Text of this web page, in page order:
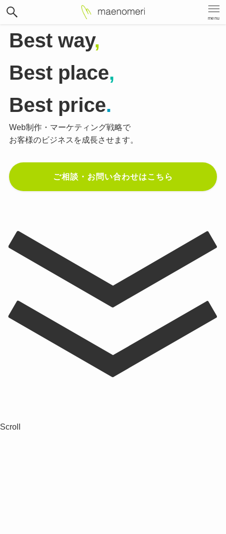
menu
Best way,
Best place,
Best price.
Web制作・マーケティング戦略で
お客様のビジネスを成長させます。
ご相談・お問い合わせはこちら
Scroll